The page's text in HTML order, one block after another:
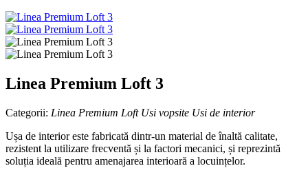
Linea Premium Loft 3
Categorii: Linea Premium Loft Usi vopsite Usi de interior
Ușa de interior este fabricată dintr-un material de înaltă calitate,
rezistent la utilizare frecventă și la factori mecanici, și reprezintă
soluția ideală pentru amenajarea interioară a locuințelor.